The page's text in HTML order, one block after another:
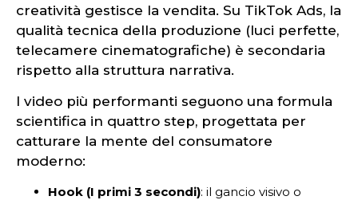
creatività gestisce la vendita. Su TikTok Ads, la
qualità tecnica della produzione (luci perfette,
telecamere cinematografiche) è secondaria
rispetto alla struttura narrativa.
I video più performanti seguono una formula
scientifica in quattro step, progettata per
catturare la mente del consumatore
moderno:
Hook (I primi 3 secondi): il gancio visivo o